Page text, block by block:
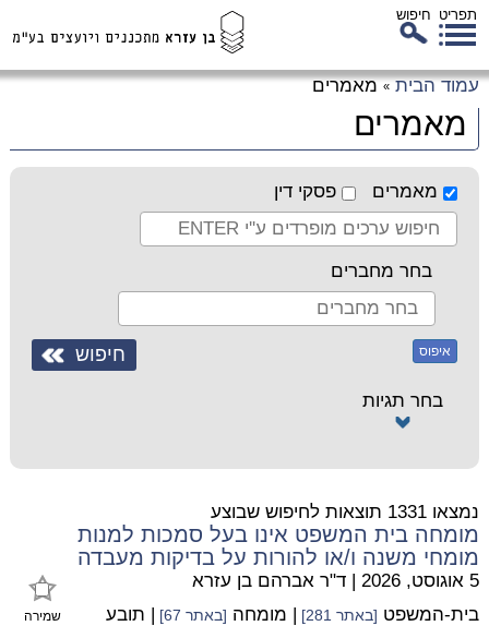
תפריט חיפוש
עמוד הבית » מאמרים
מאמרים
מאמרים פסקי דין
בחר מחברים
איפוס
בחר תגיות
נמצאו 1331 תוצאות לחיפוש שבוצע
מומחה בית המשפט אינו בעל סמכות למנות
מומחי משנה ו/או להורות על בדיקות מעבדה
שמירה
5 אוגוסט, 2026 | ד"ר אברהם בן עזרא
בית-המשפט [באתר 281] | מומחה [באתר 67] | תובע